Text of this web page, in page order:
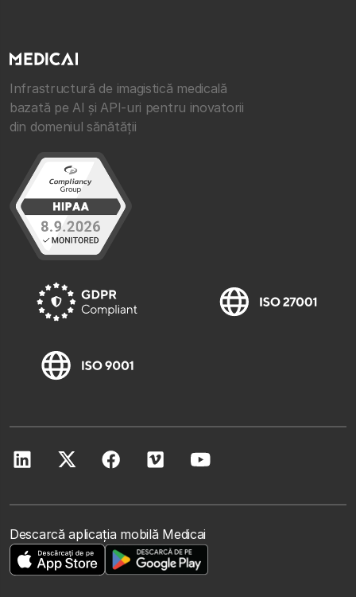
Infrastructură de imagistică medicală
bazată pe AI și API-uri pentru inovatorii
din domeniul sănătății
Descarcă aplicația mobilă Medicai